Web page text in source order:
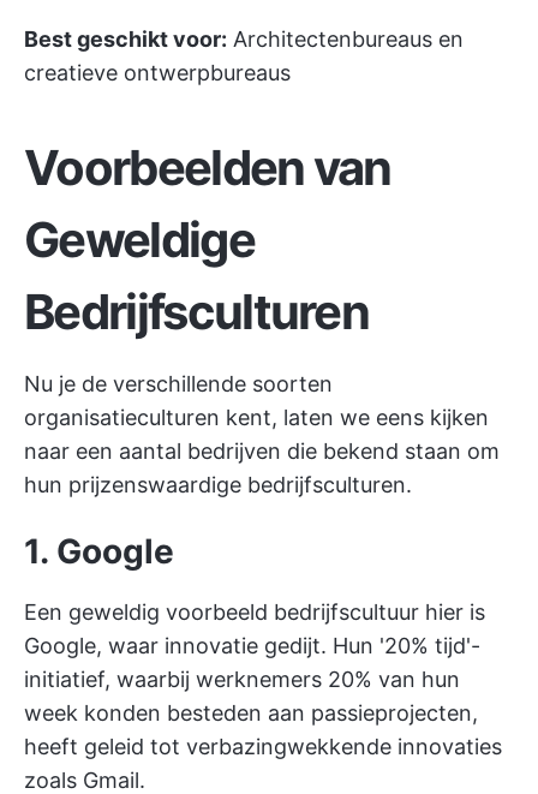
Best geschikt voor: Architectenbureaus en
creatieve ontwerpbureaus
Voorbeelden van
Geweldige
Bedrijfsculturen
Nu je de verschillende soorten
organisatieculturen kent, laten we eens kijken
naar een aantal bedrijven die bekend staan om
hun prijzenswaardige bedrijfsculturen.
1. Google
Een geweldig voorbeeld bedrijfscultuur hier is
Google, waar innovatie gedijt. Hun '20% tijd'-
initiatief, waarbij werknemers 20% van hun
week konden besteden aan passieprojecten,
heeft geleid tot verbazingwekkende innovaties
zoals Gmail.